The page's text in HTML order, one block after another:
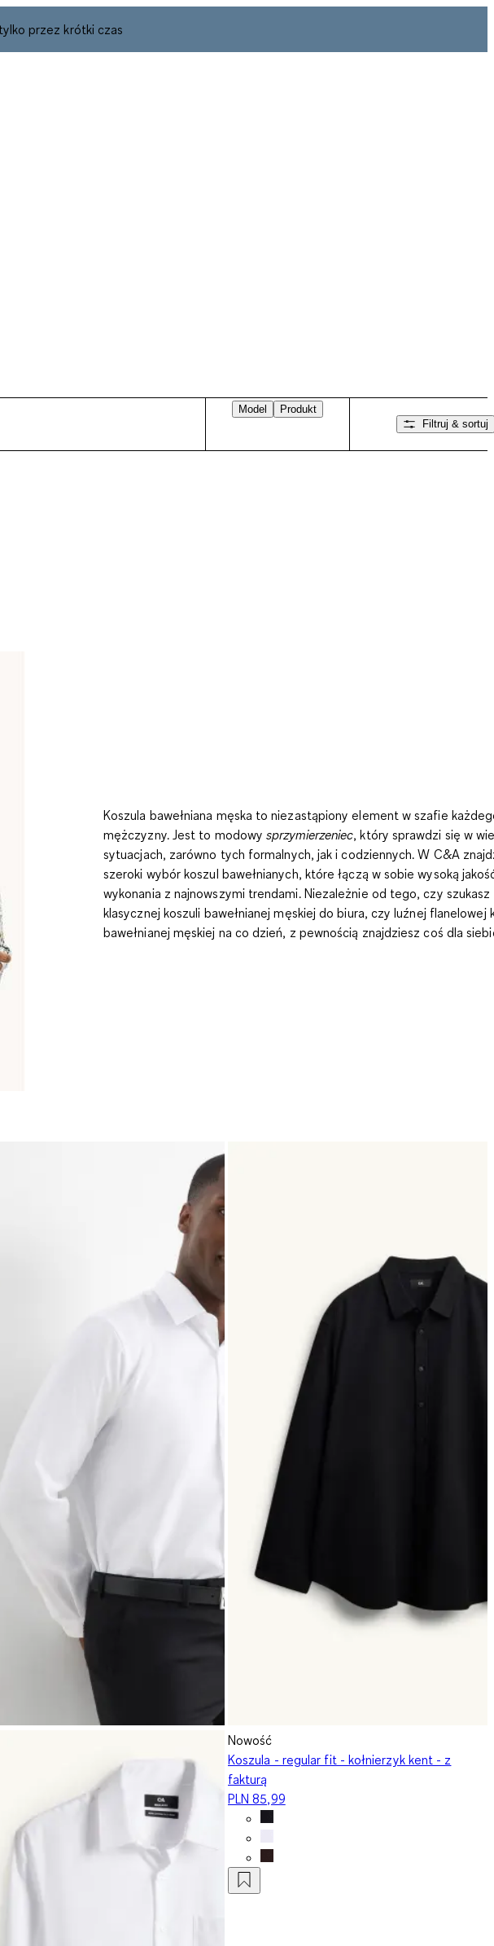
przez krótki czas
Model
Produkt
Filtruj & sortuj
Koszula bawełniana męska to niezastąpiony element w szafie
mężczyzny. Jest to modowysprzymierzeniec, który sprawdzi się w
sytuacjach, zarówno tych formalnych, jak i codziennych. W C&A
szeroki wybór koszul bawełnianych, które łączą w sobie wysoką
wykonania z najnowszymi trendami. Niezależnie od tego, czy szukasz
klasycznej koszuli bawełnianej męskiej do biura, czy luźnej flanelowej
bawełnianej męskiej na co dzień, z pewnością znajdziesz coś dla
Nowość
Koszula - regular fit - kołnierzyk kent - z
fakturą
PLN 85,99